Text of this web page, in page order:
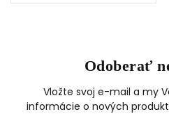
santalové drevo • 300 ml
Odoberať
Vložte svoj e-mail a my
informácie o nových